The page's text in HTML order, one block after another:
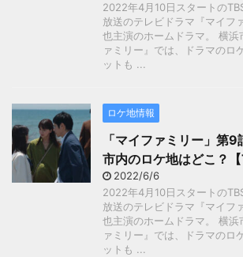
2022年4月10日スタートの
放送のテレビドラマ『マイフ
也主演のホームドラマ。 横浜
ァミリー』では、ドラマのロ
ットも ...
ロケ地情報
「マイファミリー」第
市内のロケ地はどこ？【
2022/6/6
2022年4月10日スタートの
放送のテレビドラマ『マイフ
也主演のホームドラマ。 横浜
ァミリー』では、ドラマのロ
ットも ...